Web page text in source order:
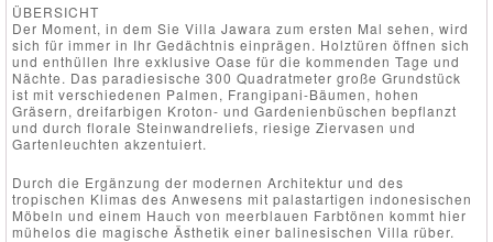
ÜBERSICHT
Der Moment, in dem Sie Villa Jawara zum ersten Mal sehen, wird
sich für immer in Ihr Gedächtnis einprägen. Holztüren öffnen sich
und enthüllen Ihre exklusive Oase für die kommenden Tage und
Nächte. Das paradiesische 300 Quadratmeter große Grundstück
ist mit verschiedenen Palmen, Frangipani-Bäumen, hohen
Gräsern, dreifarbigen Kroton- und Gardenienbüschen bepflanzt
und durch florale Steinwandreliefs, riesige Ziervasen und
Gartenleuchten akzentuiert.
Durch die Ergänzung der modernen Architektur und des
tropischen Klimas des Anwesens mit palastartigen indonesischen
Möbeln und einem Hauch von meerblauen Farbtönen kommt hier
mühelos die magische Ästhetik einer balinesischen Villa rüber.